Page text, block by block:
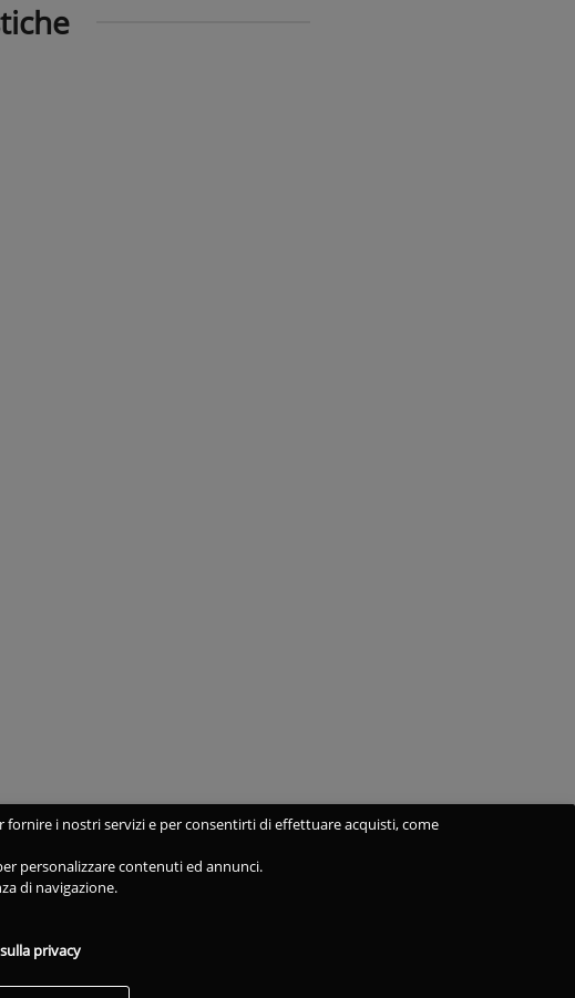
i nostri servizi e per consentirti di effettuare acquisti, come
personalizzare contenuti ed annunci.
di navigazione.
privacy